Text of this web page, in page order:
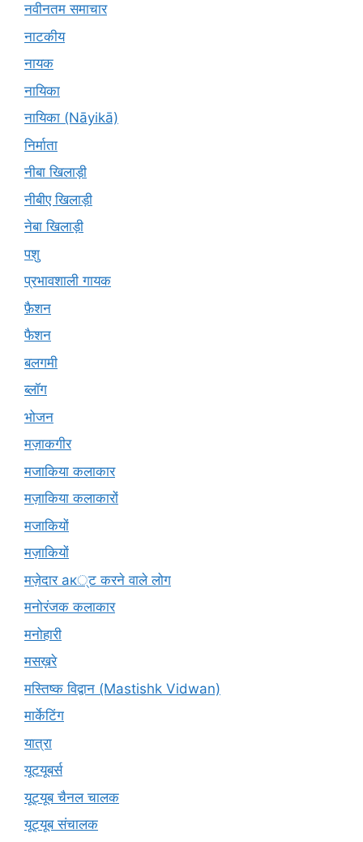
नवीनतम समाचार
नाटकीय
नायक
नायिका
नायिका (Nāyikā)
निर्माता
नीबा खिलाड़ी
नीबीए खिलाड़ी
नेबा खिलाड़ी
पशु
प्रभावशाली गायक
फ़ैशन
फैशन
बलगमी
ब्लॉग
भोजन
मज़ाकगीर
मजाकिया कलाकार
मज़ाकिया कलाकारों
मजाकियों
मज़ाकियों
मज़ेदार ак्ट करने वाले लोग
मनोरंजक कलाकार
मनोहारी
मसख़रे
मस्तिष्क विद्वान (Mastishk Vidwan)
मार्केटिंग
यात्रा
यूटयूबर्स
यूट्यूब चैनल चालक
यूट्यूब संचालक